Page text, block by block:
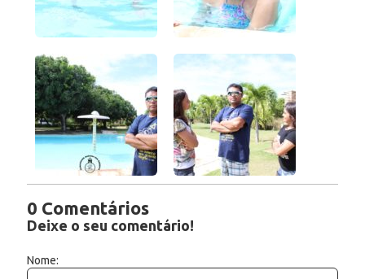
0 Comentários
Deixe o seu comentário!
Nome: